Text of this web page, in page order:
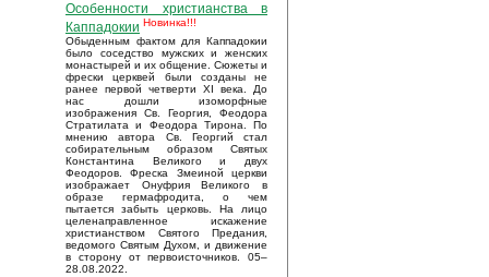
Особенности христианства в
Каппадокии Новинка!!!
Обыденным фактом для Каппадокии
было соседство мужских и женских
монастырей и их общение. Сюжеты и
фрески церквей были созданы не
ранее первой четверти XI века. До
нас дошли изоморфные
изображения Св. Георгия, Феодора
Стратилата и Феодора Тирона. По
мнению автора Св. Георгий стал
собирательным образом Святых
Константина Великого и двух
Феодоров. Фреска Змеиной церкви
изображает Онуфрия Великого в
образе гермафродита, о чем
пытается забыть церковь. На лицо
целенаправленное искажение
христианством Святого Предания,
ведомого Святым Духом, и движение
в сторону от первоисточников. 05–
28.08.2022.